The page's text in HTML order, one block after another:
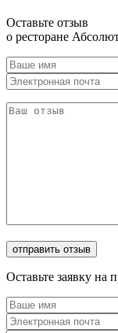
Оставьте отзыв
о ресторане
Оставьте заявку на